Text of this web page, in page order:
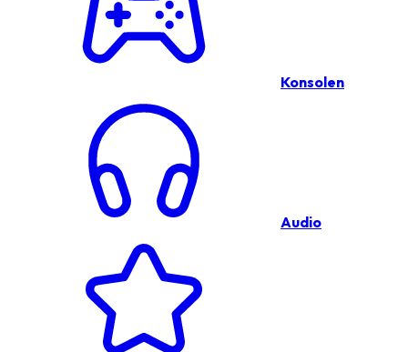
Konsolen
Audio